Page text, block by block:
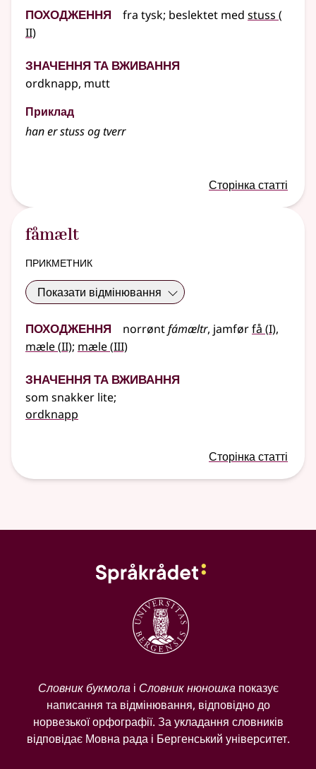
Походження fra tysk; beslektet med stuss (
II)
Значення та вживання
ordknapp, mutt
Приклад
han er stuss og tverr
Сторінка статті
fåmælt
прикметник
Показати відмінювання
Походження norrøntfámæltr, jamførfå (1
I),
mæle(2
II); mæle(3
III)
Значення та вживання
som snakker lite;
ordknapp
Сторінка статті
Словник букмолаі Словник нюношкапоказує
написання та відмінювання, відповідно до
норвезької орфографії. За укладання словників
відповідає Мовна рада і Бергенський університет.